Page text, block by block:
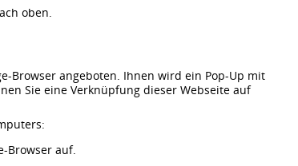
oben.
Browser angeboten. Ihnen wird ein Pop-Up mit
Sie eine Verknüpfung dieser Webseite auf
Browser auf.